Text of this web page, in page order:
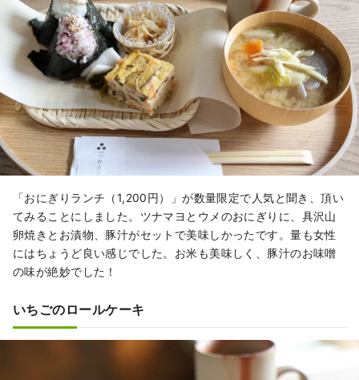
「おにぎりランチ（1,200円）」が数量限定で人気と聞き、頂い
てみることにしました。ツナマヨとウメのおにぎりに、具沢山
卵焼きとお漬物、豚汁がセットで美味しかったです。量も女性
にはちょうど良い感じでした。お米も美味しく、豚汁のお味噌
の味が絶妙でした！
いちごのロールケーキ